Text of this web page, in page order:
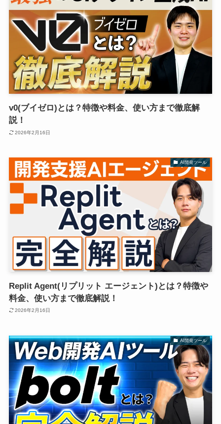
v0(ブイゼロ)とは？特徴や料金、使い方まで徹底解
説！
2026年2月16日
AI開発ツール
Replit Agent(リプリット エージェント)とは？特徴や
料金、使い方まで徹底解説！
2026年2月16日
AI開発ツール